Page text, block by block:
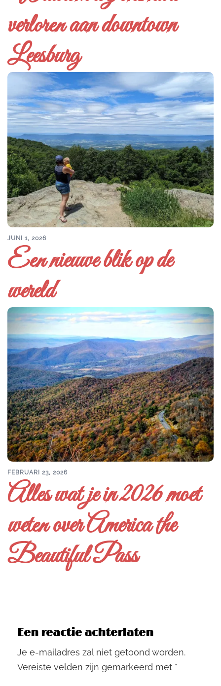
verloren aan downtown
Leesburg
JUNI 1, 2026
Een nieuwe blik op de
wereld
FEBRUARI 23, 2026
Alles wat je in 2026 moet
weten over America the
Beautiful Pass
Een reactie achterlaten
Je e-mailadres zal niet getoond worden.
Vereiste velden zijn gemarkeerd met *